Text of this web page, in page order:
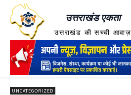
उत्तराखंड एकता
उत्तराखंड की सच्ची आवाज़
UNCATEGORIZED